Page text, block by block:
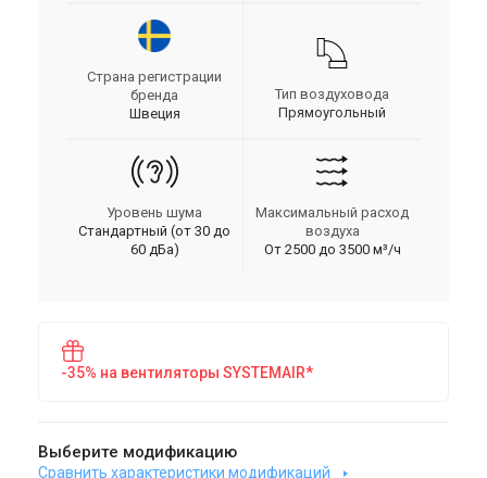
Страна регистрации
бренда
Швеция
Тип воздуховода
Прямоугольный
Уровень шума
Стандартный (от 30 до
60 дБа)
Максимальный расход
воздуха
От 2500 до 3500 м³/ч
-35% на вентиляторы SYSTEMAIR*
Выберите модификацию
Сравнить характеристики модификаций